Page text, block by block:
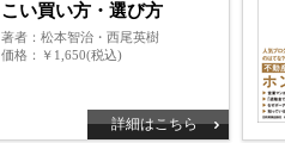
こい買い方・選び方
著者
松本智治・西尾英樹
価格
￥1,650(税込)
詳細はこちら